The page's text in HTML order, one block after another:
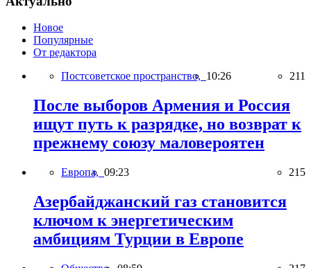
Новое
Популярные
От редактора
Постсоветское пространство, 10:26 211
После выборов Армения и Россия
ищут путь к разрядке, но возврат к
прежнему союзу маловероятен
Европа, 09:23 215
Азербайджанский газ становится
ключом к энергетическим
амбициям Турции в Европе